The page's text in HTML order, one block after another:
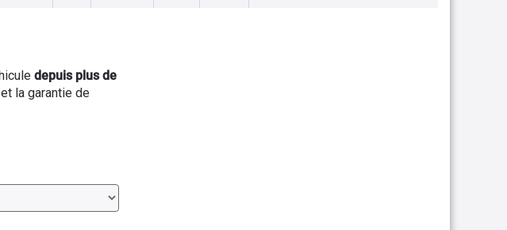
depuis plus de
la garantie de